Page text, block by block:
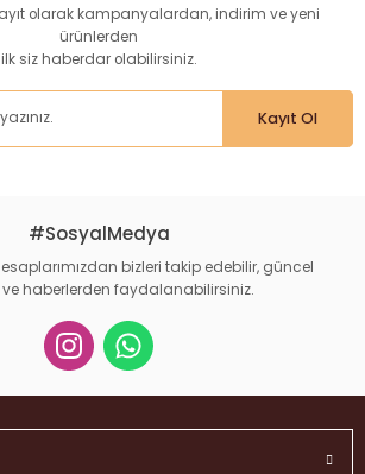
olarak kampanyalardan, indirim ve yeni
ürünlerden
ilk siz haberdar olabilirsiniz.
Kayıt Ol
#SosyalMedya
bizleri takip edebilir, güncel
ve haberlerden faydalanabilirsiniz.